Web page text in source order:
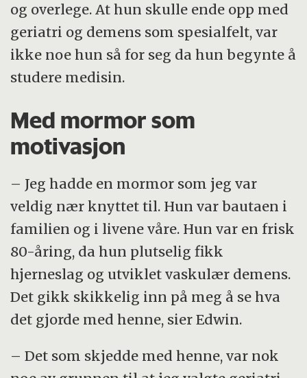
og overlege. At hun skulle ende opp med
geriatri og demens som spesialfelt, var
ikke noe hun så for seg da hun begynte å
studere medisin.
Med mormor som
motivasjon
– Jeg hadde en mormor som jeg var
veldig nær knyttet til. Hun var bautaen i
familien og i livene våre. Hun var en frisk
80-åring, da hun plutselig fikk
hjerneslag og utviklet vaskulær demens.
Det gikk skikkelig inn på meg å se hva
det gjorde med henne, sier Edwin.
– Det som skjedde med henne, var nok